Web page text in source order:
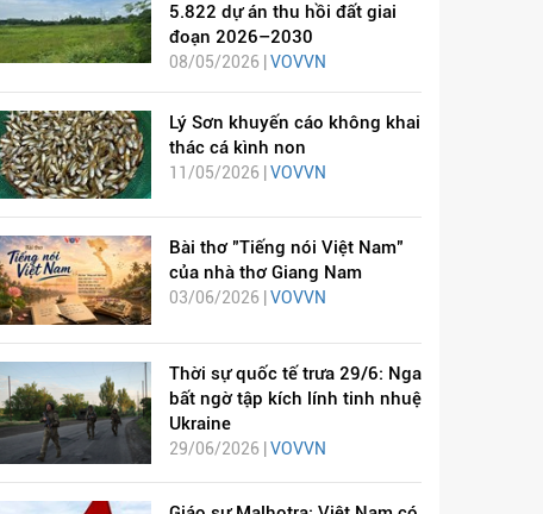
5.822 dự án thu hồi đất giai
đoạn 2026–2030
08/05/2026 | VOVVN
Lý Sơn khuyến cáo không khai
thác cá kình non
11/05/2026 | VOVVN
Bài thơ "Tiếng nói Việt Nam"
của nhà thơ Giang Nam
03/06/2026 | VOVVN
Thời sự quốc tế trưa 29/6: Nga
bất ngờ tập kích lính tinh nhuệ
Ukraine
29/06/2026 | VOVVN